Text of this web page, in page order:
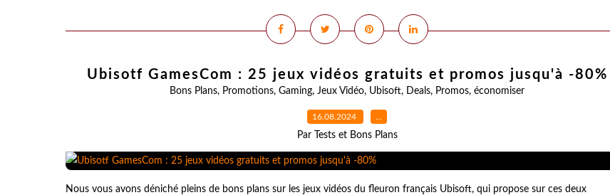
Ubisotf GamesCom : 25 jeux vidéos gratuits et promos jusqu'à -80%
Bons Plans, Promotions, Gaming, Jeux Vidéo, Ubisoft, Deals, Promos, économiser
16.08.2024 …
Par Tests et Bons Plans
Nous vous avons déniché pleins de bons plans sur les jeux vidéos du fleuron français Ubisoft, qui propose sur ces deux